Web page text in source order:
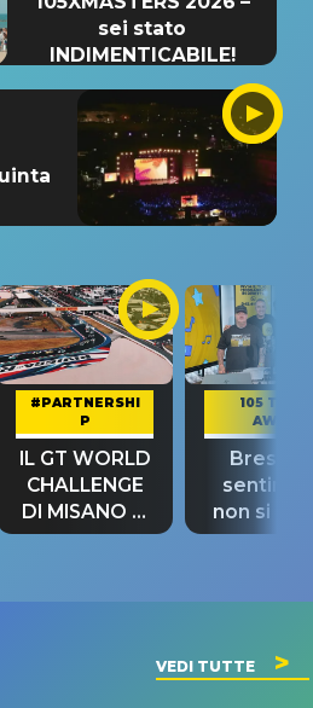
sei stato
INDIMENTICABILE!
#PARTNERSHI
P
IL GT WORLD
CHALLENGE
DI MISANO si
riconferma
105 TAKE
AWAY
Bresh:
non si
fino alla
VEDI TUTTE